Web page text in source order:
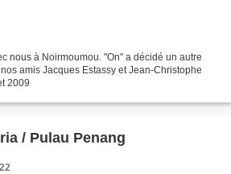
nous à Noirmoumou. "On" a décidé un autre
amis Jacques Estassy et Jean-Christophe
2009
/ Pulau Penang